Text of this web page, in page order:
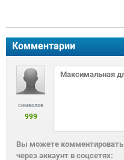
Комментарии
символов
999
Вы можете комментировать
через аккаунт в соцсетях: